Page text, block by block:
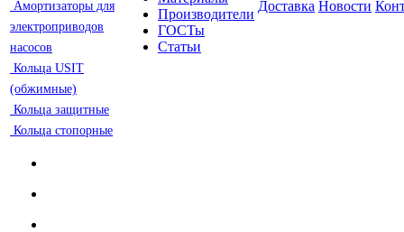
Амортизаторы для
электроприводов
насосов
Кольца USIT
(обжимные)
Кольца защитные
Кольца стопорные
Производители
ГОСТы
Статьи
Доставка Новости